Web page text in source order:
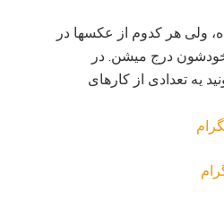
ولی هر کدوم از عکسها در
درج میشن. در
یه تعدادی از کارهای